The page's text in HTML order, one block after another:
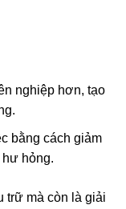
nghiệp hơn, tạo
bằng cách giảm
hỏng.
trữ mà còn là giải